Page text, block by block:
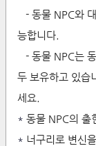
- 동물 NPC와
능합니다.
- 동물 NPC는
두 보유하고 있습
세요.
* 동물 NPC의 출
* 너구리로 변신